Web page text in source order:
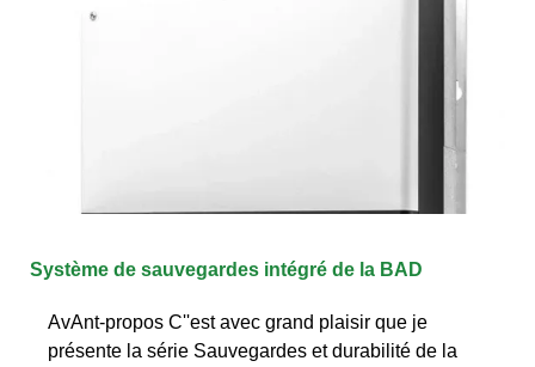
Système de sauvegardes intégré de la BAD
AvAnt-propos C''est avec grand plaisir que je
présente la série Sauvegardes et durabilité de la